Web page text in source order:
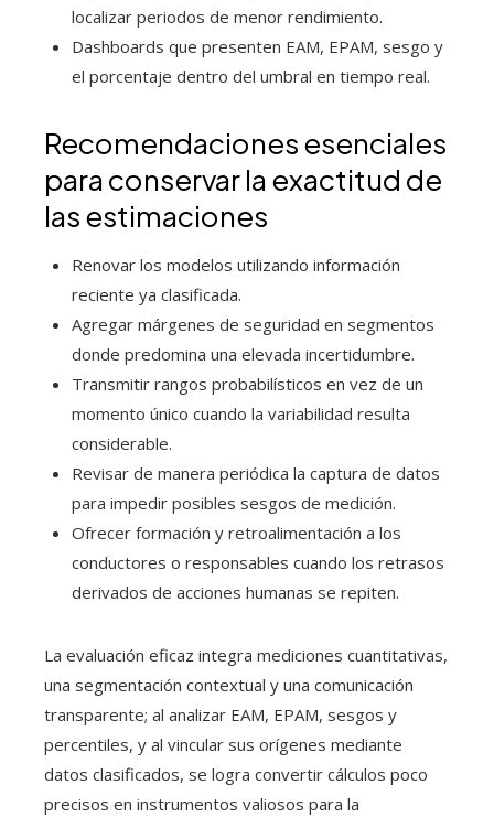
localizar periodos de menor rendimiento.
Dashboards que presenten EAM, EPAM, sesgo y
el porcentaje dentro del umbral en tiempo real.
Recomendaciones esenciales
para conservar la exactitud de
las estimaciones
Renovar los modelos utilizando información
reciente ya clasificada.
Agregar márgenes de seguridad en segmentos
donde predomina una elevada incertidumbre.
Transmitir rangos probabilísticos en vez de un
momento único cuando la variabilidad resulta
considerable.
Revisar de manera periódica la captura de datos
para impedir posibles sesgos de medición.
Ofrecer formación y retroalimentación a los
conductores o responsables cuando los retrasos
derivados de acciones humanas se repiten.
La evaluación eficaz integra mediciones cuantitativas,
una segmentación contextual y una comunicación
transparente; al analizar EAM, EPAM, sesgos y
percentiles, y al vincular sus orígenes mediante
datos clasificados, se logra convertir cálculos poco
precisos en instrumentos valiosos para la